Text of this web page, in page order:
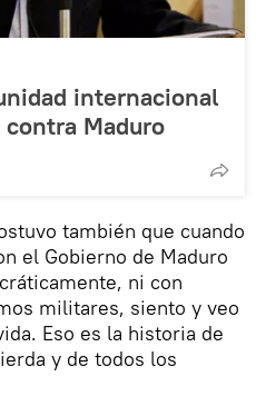
internacional
Maduro
también que cuando
el Gobierno de Maduro
ni con
militares, siento y veo
Eso es la historia de
y de todos los